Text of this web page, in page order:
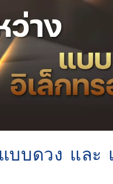
บบดวง และ